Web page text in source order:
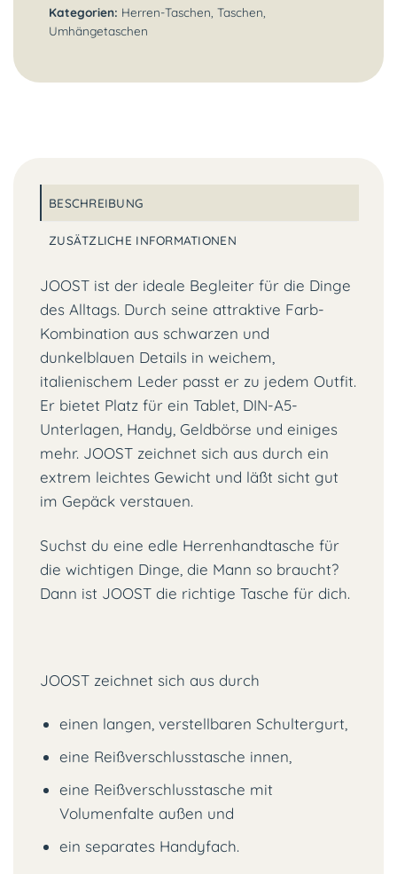
Kategorien: Herren-Taschen Taschen
Umhängetaschen
BESCHREIBUNG
ZUSÄTZLICHE INFORMATIONEN
JOOST ist der ideale Begleiter für die Dinge
des Alltags. Durch seine attraktive Farb-
Kombination aus schwarzen und
dunkelblauen Details in weichem,
italienischem Leder passt er zu jedem Outfit.
Er bietet Platz für ein Tablet, DIN-A5-
Unterlagen, Handy, Geldbörse und einiges
mehr. JOOST zeichnet sich aus durch ein
extrem leichtes Gewicht und läßt sicht gut
im Gepäck verstauen.
Suchst du eine edle Herrenhandtasche für
die wichtigen Dinge, die Mann so braucht?
Dann ist JOOST die richtige Tasche für dich.
JOOST zeichnet sich aus durch
einen langen, verstellbaren Schultergurt,
eine Reißverschlusstasche innen,
eine Reißverschlusstasche mit
Volumenfalte außen und
ein separates Handyfach.